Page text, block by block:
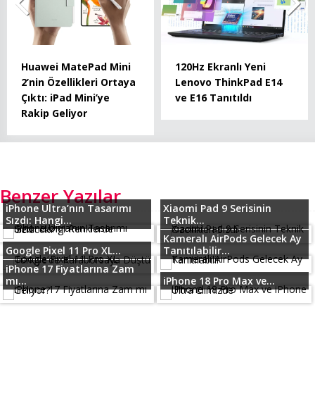
Huawei MatePad Mini
2’nin Özellikleri Ortaya
Çıktı: iPad Mini’ye
Rakip Geliyor
120Hz Ekranlı Yeni
Lenovo ThinkPad E14
ve E16 Tanıtıldı
Benzer Yazılar
iPhone Ultra’nın Tasarımı
Sızdı: Hangi...
Xiaomi Pad 9 Serisinin
Teknik...
Google Pixel 11 Pro XL...
Kameralı AirPods Gelecek Ay
Tanıtılabilir...
iPhone 17 Fiyatlarına Zam
mı...
iPhone 18 Pro Max ve...